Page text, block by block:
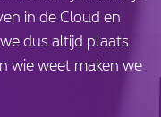
in de Cloud en
dus altijd plaats.
wie weet maken we